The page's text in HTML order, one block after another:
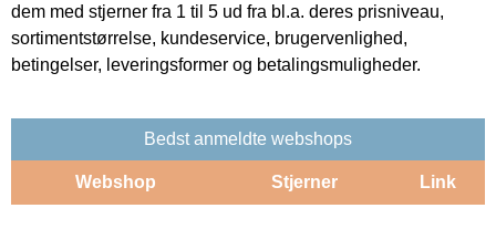
dem med stjerner fra 1 til 5 ud fra bl.a. deres prisniveau,
sortimentstørrelse, kundeservice, brugervenlighed,
betingelser, leveringsformer og betalingsmuligheder.
Bedst anmeldte webshops
Webshop Stjerner Link